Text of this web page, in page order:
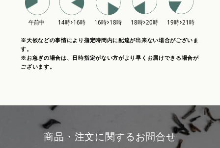
※天候などの事情により指定時間内に配達が出来ない場合がございま
す。
※お急ぎの場合は、日時指定がない方がより早くお届けできる場合が
ございます。
商品・注文に関するお問合せ